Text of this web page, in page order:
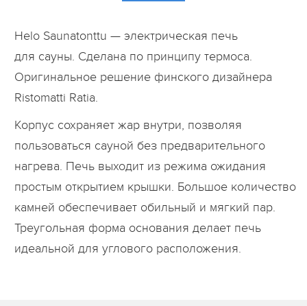
Helo Saunatonttu — электрическая печь
для сауны. Сделана по принципу термоса.
Оригинальное решение финского дизайнера
Ristomatti Ratia.
Корпус сохраняет жар внутри, позволяя
пользоваться сауной без предварительного
нагрева. Печь выходит из режима ожидания
простым открытием крышки. Большое количество
камней обеспечивает обильный и мягкий пар.
Треугольная форма основания делает печь
идеальной для углового расположения.